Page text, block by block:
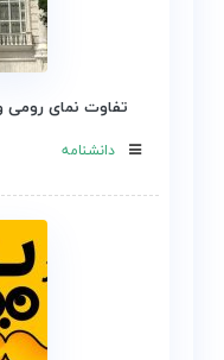
تفاوت نمای رومی
دانشنامه